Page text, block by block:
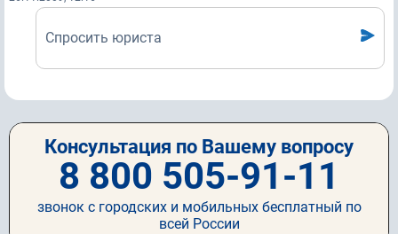
Спросить юриста
Консультация по Вашему вопросу
8 800 505-91-11
звонок с городских и мобильных бесплатный по
всей России